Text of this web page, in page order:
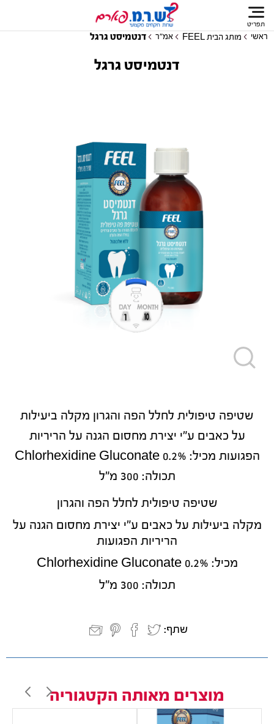
תפריט
ראשי מותג הבית FEEL אמ"ר דנטמיסט גרגל
דנטמיסט גרגל
שטיפה טיפולית לחלל הפה והגרון מקלה ביעילות
על כאבים ע"י יצירת מחסום הגנה על הריריות
הפגועות מכיל: Chlorhexidine Gluconate 0.2%
תכולה: 300 מ"ל
שטיפה טיפולית לחלל הפה והגרון
מקלה ביעילות על כאבים ע"י יצירת מחסום הגנה על
הריריות הפגועות
מכיל: Chlorhexidine Gluconate 0.2%
תכולה: 300 מ"ל
שתף:
מוצרים מאותה הקטגוריה